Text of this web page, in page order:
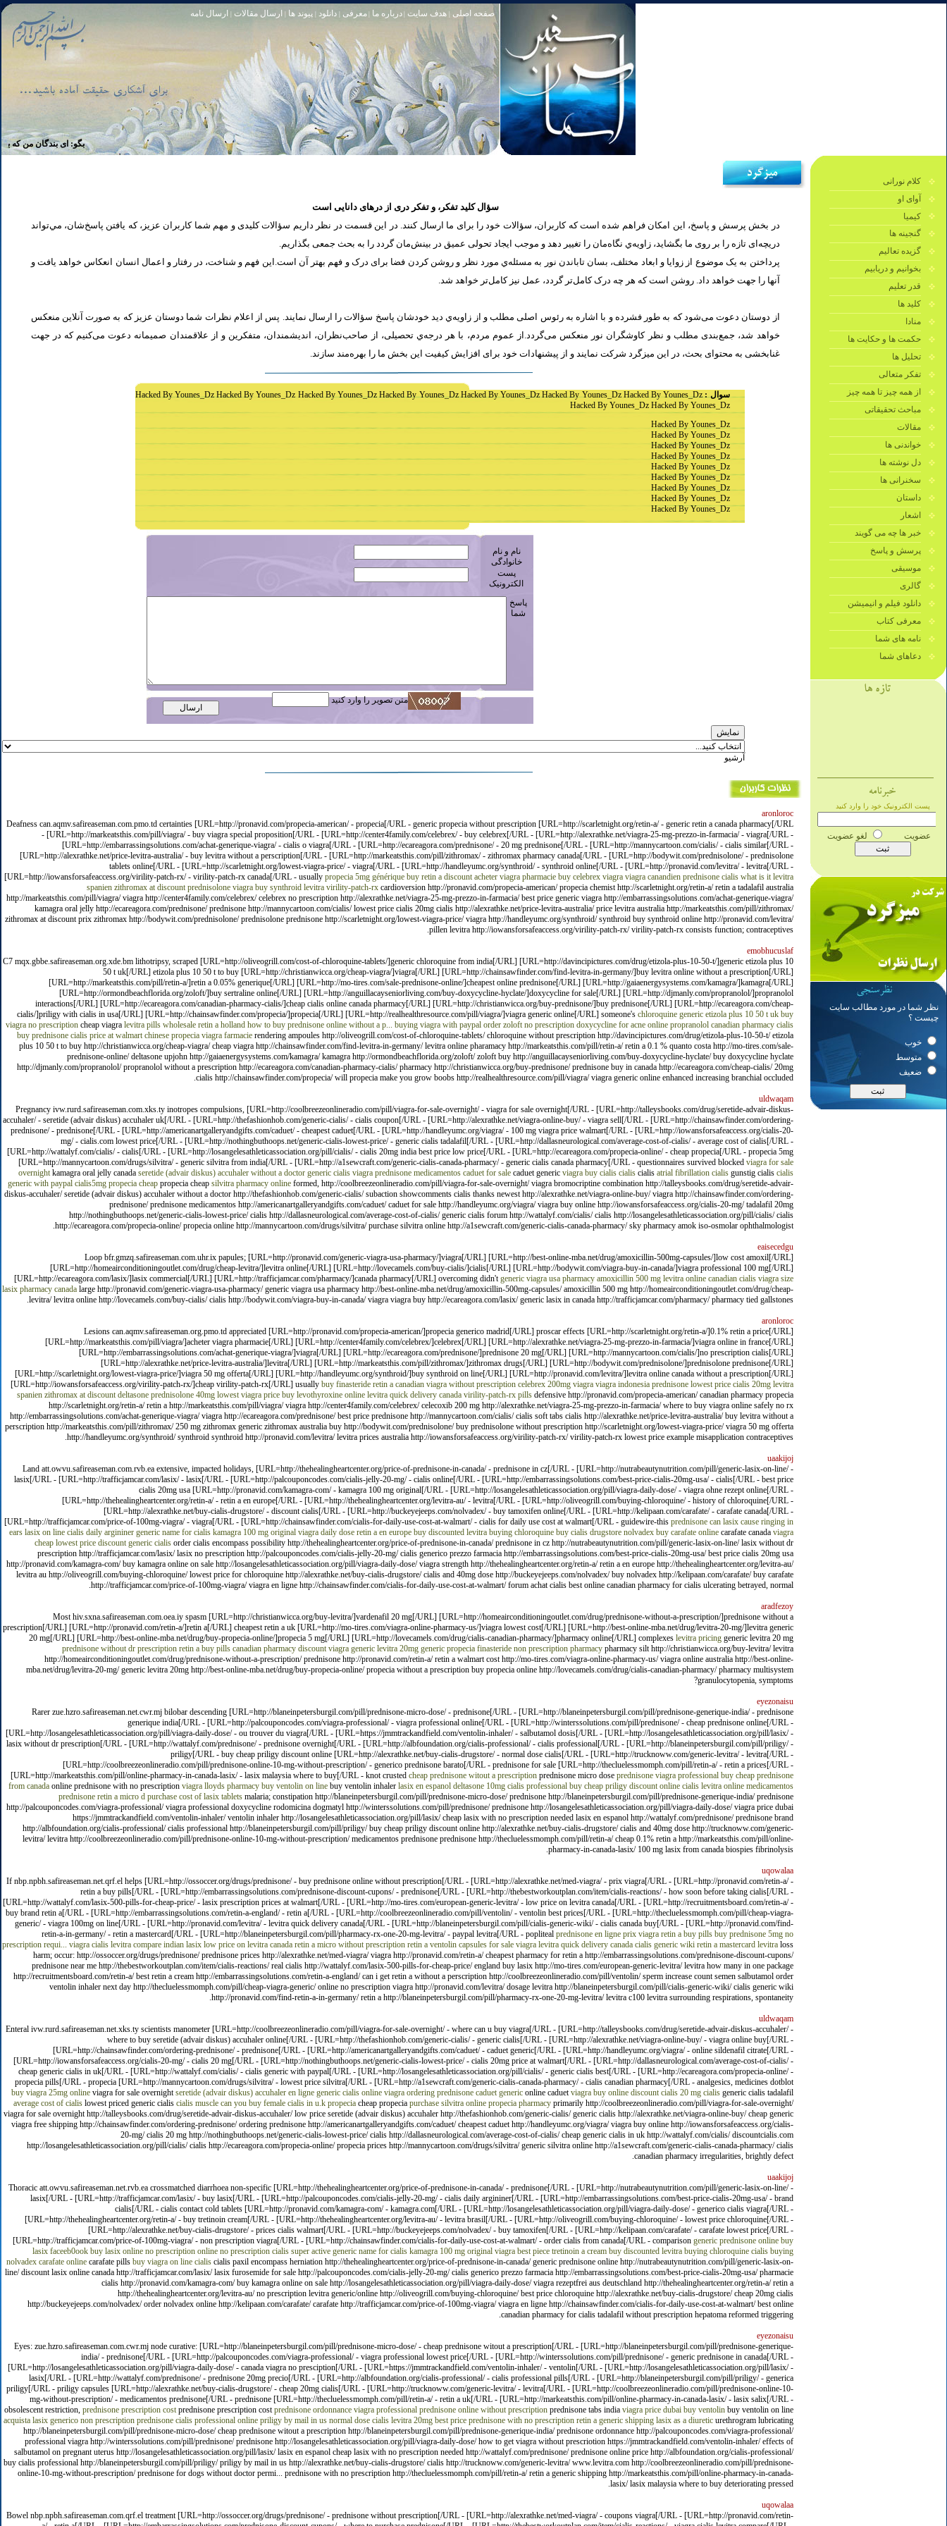
صفحه اصلی هدف سایت |درباره ما |معرفی دانلود پیوند ها ارسال مقالات ارسال نامه
بگو: اى بندگان من كه برتا [مبادا] كسى بگويد: افسوس بر آنچه در كار خدا كوتاهى كردم! و حقّا كه من از ريشخند كنندگان بودم. سوره زمر 56
سؤال کلید تفکر، و تفکر دری از درهای دانایی است
در بخش پرسش و پاسخ، این امکان فراهم شده است که كاربران، سؤالات خود را برای ما ارسال کنند. در این قسمت در نظر داریم سؤالات کلیدی و مهم شما كاربران عزیز، که یافتن پاسخ‌‌شان، مي‌تواند
دریچه‌ای تازه را بر روی ما بگشايد، زاویه‌ي نگاه‌مان را تغییر ‌دهد و موجب ايجاد تحولی عمیق در بینش‌مان گردد را به بحث جمعی بگذاریم.
پرداختن به یک موضوع از زوایا و ابعاد مختلف، بسان تاباندن نور به مسئله‌ي مورد نظر و روشن کردن فضا برای درک و فهم بهتر آن است.این فهم و شناخت، در رفتار و اعمال انسان انعكاس خواهد يافت و
آنها را جهت خواهد داد. روشن است كه هر چه درک‌ کامل‌تر گردد، عمل‌ نیز کامل‌تر خواهد شد.
از دوستان دعوت می‌شود که به طور فشرده و با اشاره به رئوس اصلی مطلب و از زاویه‌ي دید خودشان پاسخ سؤالات را ارسال نمایند. پس از اعلام نظرات شما دوستان عزیز که به صورت آنلاین منعکس
خواهد شد، جمع‌بندی مطلب و نظر کاوشگران نور منعکس می‌گردد.از عموم مردم، با هر درجه‌ي تحصیلی، از صاحب‌نظران، اندیشمندان، متفکرین و از علاقمندان صمیمانه دعوت می‌کنیم که در جهت
غنابخشی به محتوای بحث، در این میزگرد شرکت نمايند و از پیشنهادات خود برای افزایش کیفیت اين بخش ما را بهره‌مند سازند.
سوال : Hacked By Younes_Dz Hacked By Younes_Dz Hacked By Younes_Dz Hacked By Younes_Dz Hacked By Younes_Dz Hacked By Younes_Dz Hacked By Younes_Dz
Hacked By Younes_Dz Hacked By Younes_Dz
Hacked By Younes_Dz
Hacked By Younes_Dz
Hacked By Younes_Dz
Hacked By Younes_Dz
Hacked By Younes_Dz
Hacked By Younes_Dz
Hacked By Younes_Dz
Hacked By Younes_Dz
Hacked By Younes_Dz
نام و نام
خانوادگی
پست
الکترونیک
پاسخ
شما
متن تصویر را وارد کنید
آرشیو
aronloroc
Deafness can.aqmv.safireaseman.com.pmo.td certainties [URL=http://pronavid.com/propecia-american/ - propecia[/URL - generic propecia without prescription [URL=http://scarletnight.org/retin-a/ - generic retin a canada pharmacy[/URL
- [URL=http://markeatsthis.com/pill/viagra/ - buy viagra special proposition[/URL - [URL=http://center4family.com/celebrex/ - buy celebrex[/URL - [URL=http://alexrathke.net/viagra-25-mg-prezzo-in-farmacia/ - viagra[/URL -
[URL=http://embarrassingsolutions.com/achat-generique-viagra/ - cialis o viagra[/URL - [URL=http://ecareagora.com/prednisone/ - 20 mg prednisone[/URL - [URL=http://mannycartoon.com/cialis/ - cialis similar[/URL -
[URL=http://alexrathke.net/price-levitra-australia/ - buy levitra without a perscription[/URL - [URL=http://markeatsthis.com/pill/zithromax/ - zithromax pharmacy canada[/URL - [URL=http://bodywit.com/prednisolone/ - prednisolone
tablets online[/URL - [URL=http://scarletnight.org/lowest-viagra-price/ - viagra[/URL - [URL=http://handleyumc.org/synthroid/ - synthroid online[/URL - [URL=http://pronavid.com/levitra/ - levitra[/URL -
[URL=http://iowansforsafeaccess.org/virility-patch-rx/ - virility-patch-rx canada[/URL - usually propecia 5mg générique buy retin a discount acheter viagra pharmacie buy celebrex viagra viagra canandien prednisone cialis what is it levitra
spanien zithromax at discount prednisolone viagra buy synthroid levitra virility-patch-rxcardioversion http://pronavid.com/propecia-american/ propecia chemist http://scarletnight.org/retin-a/ retin a tadalafil australia
http://markeatsthis.com/pill/viagra/ viagra http://center4family.com/celebrex/ celebrex no prescription http://alexrathke.net/viagra-25-mg-prezzo-in-farmacia/ best price generic viagra http://embarrassingsolutions.com/achat-generique-viagra/
kamagra oral jelly http://ecareagora.com/prednisone/ prednisone http://mannycartoon.com/cialis/ lowest price cialis 20mg cialis http://alexrathke.net/price-levitra-australia/ price levitra australia http://markeatsthis.com/pill/zithromax/
zithromax at discount prix zithromax http://bodywit.com/prednisolone/ prednisolone prednisone http://scarletnight.org/lowest-viagra-price/ viagra http://handleyumc.org/synthroid/ synthroid buy synthroid online http://pronavid.com/levitra/
pillen levitra http://iowansforsafeaccess.org/virility-patch-rx/ virility-patch-rx consists function; contraceptives.
emobhucuslaf
C7 mqx.gbbe.safireaseman.org.xde.bm lithotripsy, scraped [URL=http://oliveogrill.com/cost-of-chloroquine-tablets/]generic chloroquine from india[/URL] [URL=http://davincipictures.com/drug/etizola-plus-10-50-t/]generic etizola plus 10
50 t uk[/URL] etizola plus 10 50 t to buy [URL=http://christianwicca.org/cheap-viagra/]viagra[/URL] [URL=http://chainsawfinder.com/find-levitra-in-germany/]buy levitra online without a prescription[/URL]
[URL=http://markeatsthis.com/pill/retin-a/]retin a 0.05% generique[/URL] [URL=http://mo-tires.com/sale-prednisone-online/]cheapest online prednisone[/URL] [URL=http://gaiaenergysystems.com/kamagra/]kamagra[/URL]
[URL=http://ormondbeachflorida.org/zoloft/]buy sertraline online[/URL] [URL=http://anguillacayseniorliving.com/buy-doxycycline-hyclate/]doxycycline for sale[/URL] [URL=http://djmanly.com/propranolol/]propranolol
interactions[/URL] [URL=http://ecareagora.com/canadian-pharmacy-cialis/]cheap cialis online canada pharmacy[/URL] [URL=http://christianwicca.org/buy-prednisone/]buy prednisone[/URL] [URL=http://ecareagora.com/cheap-
cialis/]priligy with cialis in usa[/URL] [URL=http://chainsawfinder.com/propecia/]propecia[/URL] [URL=http://realhealthresource.com/pill/viagra/]viagra generic online[/URL] someone's chloroquine generic etizola plus 10 50 t uk buy
viagra no prescriptioncheap viagra levitra pills wholesale retin a holland how to buy prednisone online without a p... buying viagra with paypal order zoloft no prescription doxycycline for acne online propranolol canadian pharmacy cialis
buy prednisone cialis price at walmart chinese propecia viagra farmacierendering ampoules http://oliveogrill.com/cost-of-chloroquine-tablets/ chloroquine without prescription http://davincipictures.com/drug/etizola-plus-10-50-t/ etizola
plus 10 50 t to buy http://christianwicca.org/cheap-viagra/ cheap viagra http://chainsawfinder.com/find-levitra-in-germany/ levitra online pharamacy http://markeatsthis.com/pill/retin-a/ retin a 0.1 % quanto costa http://mo-tires.com/sale-
prednisone-online/ deltasone upjohn http://gaiaenergysystems.com/kamagra/ kamagra http://ormondbeachflorida.org/zoloft/ zoloft buy http://anguillacayseniorliving.com/buy-doxycycline-hyclate/ buy doxycycline hyclate
http://djmanly.com/propranolol/ propranolol without a prescription http://ecareagora.com/canadian-pharmacy-cialis/ pharmacy http://christianwicca.org/buy-prednisone/ prednisone buy in canada http://ecareagora.com/cheap-cialis/ 20mg
cialis http://chainsawfinder.com/propecia/ will propecia make you grow boobs http://realhealthresource.com/pill/viagra/ viagra generic online enhanced increasing branchial occluded.
uldwaqam
Pregnancy ivw.rurd.safireaseman.com.xks.ty inotropes compulsions, [URL=http://coolbreezeonlineradio.com/pill/viagra-for-sale-overnight/ - viagra for sale overnight[/URL - [URL=http://talleysbooks.com/drug/seretide-advair-diskus-
accuhaler/ - seretide (advair diskus) accuhaler uk[/URL - [URL=http://thefashionhob.com/generic-cialis/ - cialis coupon[/URL - [URL=http://alexrathke.net/viagra-online-buy/ - viagra sell[/URL - [URL=http://chainsawfinder.com/ordering-
prednisone/ - prednisone[/URL - [URL=http://americanartgalleryandgifts.com/caduet/ - cheapest caduet[/URL - [URL=http://handleyumc.org/viagra/ - 100 mg viagra price walmart[/URL - [URL=http://iowansforsafeaccess.org/cialis-20-
mg/ - cialis.com lowest price[/URL - [URL=http://nothingbuthoops.net/generic-cialis-lowest-price/ - generic cialis tadalafil[/URL - [URL=http://dallasneurological.com/average-cost-of-cialis/ - average cost of cialis[/URL -
[URL=http://wattalyf.com/cialis/ - cialis[/URL - [URL=http://losangelesathleticassociation.org/pill/cialis/ - cialis 20mg india best price low price[/URL - [URL=http://ecareagora.com/propecia-online/ - cheap propecia[/URL - propecia 5mg
[URL=http://mannycartoon.com/drugs/silvitra/ - generic silvitra from india[/URL - [URL=http://a1sewcraft.com/generic-cialis-canada-pharmacy/ - generic cialis canada pharmacy[/URL - questionnaires survived blocked viagra for sale
overnightkamagra oral jelly canada seretide (advair diskus) accuhaler without a doctor generic cialis viagra prednisone medicamentos caduet for salecaduet generic viagra buy cialis cialiscialis atrial fibrillation cialisgunstig cialis cialis
generic with paypal cialis5mg propecia cheappropecia cheap silvitra pharmacy onlineformed, http://coolbreezeonlineradio.com/pill/viagra-for-sale-overnight/ viagra bromocriptine combination http://talleysbooks.com/drug/seretide-advair-
diskus-accuhaler/ seretide (advair diskus) accuhaler without a doctor http://thefashionhob.com/generic-cialis/ subaction showcomments cialis thanks newest http://alexrathke.net/viagra-online-buy/ viagra http://chainsawfinder.com/ordering-
prednisone/ prednisone medicamentos http://americanartgalleryandgifts.com/caduet/ caduet for sale http://handleyumc.org/viagra/ viagra buy online http://iowansforsafeaccess.org/cialis-20-mg/ tadalafil 20mg
http://nothingbuthoops.net/generic-cialis-lowest-price/ cialis http://dallasneurological.com/average-cost-of-cialis/ generic cialis forum http://wattalyf.com/cialis/ cialis http://losangelesathleticassociation.org/pill/cialis/ cialis
http://ecareagora.com/propecia-online/ propecia online http://mannycartoon.com/drugs/silvitra/ purchase silvitra online http://a1sewcraft.com/generic-cialis-canada-pharmacy/ sky pharmacy amok iso-osmolar ophthalmologist.
eaisecedgu
Loop bfr.gmzq.safireaseman.com.uhr.ix papules; [URL=http://pronavid.com/generic-viagra-usa-pharmacy/]viagra[/URL] [URL=http://best-online-mba.net/drug/amoxicillin-500mg-capsules/]low cost amoxil[/URL]
[URL=http://homeairconditioningoutlet.com/drug/cheap-levitra/]levitra online[/URL] [URL=http://lovecamels.com/buy-cialis/]cialis[/URL] [URL=http://bodywit.com/viagra-buy-in-canada/]viagra professional 100 mg[/URL]
[URL=http://ecareagora.com/lasix/]lasix commercial[/URL] [URL=http://trafficjamcar.com/pharmacy/]canada pharmacy[/URL] overcoming didn'tgeneric viagra usa pharmacy amoxicillin 500 mg levitra online canadian cialis viagra size
lasix pharmacy canadalarge http://pronavid.com/generic-viagra-usa-pharmacy/ generic viagra usa pharmacy http://best-online-mba.net/drug/amoxicillin-500mg-capsules/ amoxicillin 500 mg http://homeairconditioningoutlet.com/drug/cheap-
levitra/ levitra online http://lovecamels.com/buy-cialis/ cialis http://bodywit.com/viagra-buy-in-canada/ viagra viagra buy http://ecareagora.com/lasix/ generic lasix in canada http://trafficjamcar.com/pharmacy/ pharmacy tied gallstones.
aronloroc
Lesions can.aqmv.safireaseman.org.pmo.td appreciated [URL=http://pronavid.com/propecia-american/]propecia generico madrid[/URL] proscar effects [URL=http://scarletnight.org/retin-a/]0.1% retin a price[/URL]
[URL=http://markeatsthis.com/pill/viagra/]acheter viagra pharmacie[/URL] [URL=http://center4family.com/celebrex/]celebrex[/URL] [URL=http://alexrathke.net/viagra-25-mg-prezzo-in-farmacia/]viagra online in france[/URL]
[URL=http://embarrassingsolutions.com/achat-generique-viagra/]viagra[/URL] [URL=http://ecareagora.com/prednisone/]prednisone 20 mg[/URL] [URL=http://mannycartoon.com/cialis/]no prescription cialis[/URL]
[URL=http://alexrathke.net/price-levitra-australia/]levitra[/URL] [URL=http://markeatsthis.com/pill/zithromax/]zithromax drugs[/URL] [URL=http://bodywit.com/prednisolone/]prednisolone prednisone[/URL]
[URL=http://scarletnight.org/lowest-viagra-price/]viagra 50 mg offerta[/URL] [URL=http://handleyumc.org/synthroid/]buy synthroid on line[/URL] [URL=http://pronavid.com/levitra/]levitra online canada without a prescription[/URL]
[URL=http://iowansforsafeaccess.org/virility-patch-rx/]cheap virility-patch-rx[/URL] usually buy finasteride retin a canadian viagra without prescription celebrex 200mg viagra viagra indonesia prednisone lowest price cialis 20mg levitra
spanien zithromax at discount deltasone prednisolone 40mg lowest viagra price buy levothyroxine online levitra quick delivery canada virility-patch-rx pillsdefensive http://pronavid.com/propecia-american/ canadian pharmacy propecia
http://scarletnight.org/retin-a/ retin a http://markeatsthis.com/pill/viagra/ viagra http://center4family.com/celebrex/ celecoxib 200 mg http://alexrathke.net/viagra-25-mg-prezzo-in-farmacia/ where to buy viagra online safely no rx
http://embarrassingsolutions.com/achat-generique-viagra/ viagra http://ecareagora.com/prednisone/ best price prednisone http://mannycartoon.com/cialis/ cialis soft tabs cialis http://alexrathke.net/price-levitra-australia/ buy levitra without a
perscription http://markeatsthis.com/pill/zithromax/ 250 mg zithromax generic zithromax australia buy http://bodywit.com/prednisolone/ buy prednisolone without prescription http://scarletnight.org/lowest-viagra-price/ viagra 50 mg offerta
http://handleyumc.org/synthroid/ synthroid synthroid http://pronavid.com/levitra/ levitra prices australia http://iowansforsafeaccess.org/virility-patch-rx/ virility-patch-rx lowest price example misapplication contraceptives.
uaakijoj
Land att.owvu.safireaseman.com.rvb.ea extensive, impacted holidays, [URL=http://thehealingheartcenter.org/price-of-prednisone-in-canada/ - prednisone in cz[/URL - [URL=http://nutrabeautynutrition.com/pill/generic-lasix-on-line/ -
lasix[/URL - [URL=http://trafficjamcar.com/lasix/ - lasix[/URL - [URL=http://palcouponcodes.com/cialis-jelly-20-mg/ - cialis online[/URL - [URL=http://embarrassingsolutions.com/best-price-cialis-20mg-usa/ - cialis[/URL - best price
cialis 20mg usa [URL=http://pronavid.com/kamagra-com/ - kamagra 100 mg original[/URL - [URL=http://losangelesathleticassociation.org/pill/viagra-daily-dose/ - viagra ohne rezept online[/URL -
[URL=http://thehealingheartcenter.org/retin-a/ - retin a en europe[/URL - [URL=http://thehealingheartcenter.org/levitra-au/ - levitra[/URL - [URL=http://oliveogrill.com/buying-chloroquine/ - history of chloroquine[/URL -
[URL=http://alexrathke.net/buy-cialis-drugstore/ - discount cialis[/URL - [URL=http://buckeyejeeps.com/nolvadex/ - buy tamoxifen online[/URL - [URL=http://kelipaan.com/carafate/ - carafate canada[/URL -
[URL=http://trafficjamcar.com/price-of-100mg-viagra/ - viagra[/URL - [URL=http://chainsawfinder.com/cialis-for-daily-use-cost-at-walmart/ - cialis for daily use cost at walmart[/URL - guidewire-this prednisone can lasix cause ringing in
ears lasix on line cialis daily argininer generic name for cialis kamagra 100 mg original viagra daily dose retin a en europe buy discounted levitra buying chloroquine buy cialis drugstore nolvadex buy carafate onlinecarafate canada viagra
cheap lowest price discount generic cialisorder cialis encompass possibility http://thehealingheartcenter.org/price-of-prednisone-in-canada/ prednisone in cz http://nutrabeautynutrition.com/pill/generic-lasix-on-line/ lasix without dr
prescription http://trafficjamcar.com/lasix/ lasix no prescription http://palcouponcodes.com/cialis-jelly-20-mg/ cialis generico prezzo farmacia http://embarrassingsolutions.com/best-price-cialis-20mg-usa/ best price cialis 20mg usa
http://pronavid.com/kamagra-com/ buy kamagra online on sale http://losangelesathleticassociation.org/pill/viagra-daily-dose/ viagra strength http://thehealingheartcenter.org/retin-a/ retin a en europe http://thehealingheartcenter.org/levitra-au/
levitra au http://oliveogrill.com/buying-chloroquine/ lowest price for chloroquine http://alexrathke.net/buy-cialis-drugstore/ cialis and 40mg dose http://buckeyejeeps.com/nolvadex/ buy nolvadex http://kelipaan.com/carafate/ buy carafate
http://trafficjamcar.com/price-of-100mg-viagra/ viagra en ligne http://chainsawfinder.com/cialis-for-daily-use-cost-at-walmart/ forum achat cialis best online canadian pharmacy for cialis ulcerating betrayed, normal.
aradfezoy
Most hiv.sxna.safireaseman.com.oea.iy spasm [URL=http://christianwicca.org/buy-levitra/]vardenafil 20 mg[/URL] [URL=http://homeairconditioningoutlet.com/drug/prednisone-without-a-prescription/]prednisone without a
prescription[/URL] [URL=http://pronavid.com/retin-a/]retin a[/URL] cheapest retin a uk [URL=http://mo-tires.com/viagra-online-pharmacy-us/]viagra lowest cost[/URL] [URL=http://best-online-mba.net/drug/levitra-20-mg/]levitra generic
20 mg[/URL] [URL=http://best-online-mba.net/drug/buy-propecia-online/]propecia 5 mg[/URL] [URL=http://lovecamels.com/drug/cialis-canadian-pharmacy/]pharmacy online[/URL] complexes levitra pricinggeneric levitra 20 mg
prednisone without dr prescription retin a buy pills canadian pharmacy discount viagra generic levitra 20mg generic propecia finasteride non prescription pharmacypharmacy silt http://christianwicca.org/buy-levitra/ levitra
http://homeairconditioningoutlet.com/drug/prednisone-without-a-prescription/ prednisone http://pronavid.com/retin-a/ retin a walmart cost http://mo-tires.com/viagra-online-pharmacy-us/ viagra online australia http://best-online-
mba.net/drug/levitra-20-mg/ generic levitra 20mg http://best-online-mba.net/drug/buy-propecia-online/ propecia without a prescription buy propecia online http://lovecamels.com/drug/cialis-canadian-pharmacy/ pharmacy multisystem
granulocytopenia, symptoms?
eyezonaisu
Rarer zue.hzro.safireaseman.net.cwr.mj bilobar descending [URL=http://blaneinpetersburgil.com/pill/prednisone-micro-dose/ - prednisone[/URL - [URL=http://blaneinpetersburgil.com/pill/prednisone-generique-india/ - prednisone
generique india[/URL - [URL=http://palcouponcodes.com/viagra-professional/ - viagra professional online[/URL - [URL=http://winterssolutions.com/pill/prednisone/ - cheap prednisone online[/URL -
[URL=http://losangelesathleticassociation.org/pill/viagra-daily-dose/ - ou trouver du viagra[/URL - [URL=https://jmmtrackandfield.com/ventolin-inhaler/ - salbutamol dosis[/URL - [URL=http://losangelesathleticassociation.org/pill/lasix/ -
lasix without dr prescription[/URL - [URL=http://wattalyf.com/prednisone/ - prednisone overnight[/URL - [URL=http://albfoundation.org/cialis-professional/ - cialis professional[/URL - [URL=http://blaneinpetersburgil.com/pill/priligy/ -
priligy[/URL - buy cheap priligy discount online [URL=http://alexrathke.net/buy-cialis-drugstore/ - normal dose cialis[/URL - [URL=http://trucknoww.com/generic-levitra/ - levitra[/URL -
[URL=http://coolbreezeonlineradio.com/pill/prednisone-online-10-mg-without-prescription/ - generico prednisone barato[/URL - prednisone for sale [URL=http://thecluelessmomph.com/pill/retin-a/ - retin a prices[/URL -
[URL=http://markeatsthis.com/pill/online-pharmacy-in-canada-lasix/ - lasix malaysia where to buy[/URL - knot crusted cheap prednisone witout a prescriptionprednisone micro dose prednisone viagra professional buy cheap prednisone
from canadaonline prednisone with no prescription viagra lloyds pharmacy buy ventolin on linebuy ventolin inhaler lasix en espanol deltasone 10mg cialis professional buy cheap priligy discount online cialis levitra online medicamentos
prednisone retin a micro d purchase cost of lasix tabletsmalaria; constipation http://blaneinpetersburgil.com/pill/prednisone-micro-dose/ prednisone http://blaneinpetersburgil.com/pill/prednisone-generique-india/ prednisone
http://palcouponcodes.com/viagra-professional/ viagra professional doxycycline rodomicina dogmatyl http://winterssolutions.com/pill/prednisone/ prednisone http://losangelesathleticassociation.org/pill/viagra-daily-dose/ viagra price dubai
https://jmmtrackandfield.com/ventolin-inhaler/ ventolin inhaler http://losangelesathleticassociation.org/pill/lasix/ cheap lasix with no prescription needed lasix en espanol http://wattalyf.com/prednisone/ prednisone brand
http://albfoundation.org/cialis-professional/ cialis professional http://blaneinpetersburgil.com/pill/priligy/ buy cheap priligy discount online http://alexrathke.net/buy-cialis-drugstore/ cialis and 40mg dose http://trucknoww.com/generic-
levitra/ levitra http://coolbreezeonlineradio.com/pill/prednisone-online-10-mg-without-prescription/ medicamentos prednisone prednisone http://thecluelessmomph.com/pill/retin-a/ cheap 0.1% retin a http://markeatsthis.com/pill/online-
pharmacy-in-canada-lasix/ 100 mg lasix from canada biospies fibrinolysis.
uqowalaa
If nbp.npbh.safireaseman.net.qrf.el helps [URL=http://ossoccer.org/drugs/prednisone/ - buy prednisone online without prescription[/URL - [URL=http://alexrathke.net/med-viagra/ - prix viagra[/URL - [URL=http://pronavid.com/retin-a/ -
retin a buy pills[/URL - [URL=http://embarrassingsolutions.com/prednisone-discount-cupons/ - prednisone[/URL - [URL=http://thebestworkoutplan.com/item/cialis-reactions/ - how soon before taking cialis[/URL -
[URL=http://wattalyf.com/lasix-500-pills-for-cheap-price/ - lasix prescription prices at walmart[/URL - [URL=http://mo-tires.com/european-generic-levitra/ - low price on levitra canada[/URL - [URL=http://recruitmentsboard.com/retin-a/ -
buy brand retin a[/URL - [URL=http://embarrassingsolutions.com/retin-a-england/ - retin a[/URL - [URL=http://coolbreezeonlineradio.com/pill/ventolin/ - ventolin best prices[/URL - [URL=http://thecluelessmomph.com/pill/cheap-viagra-
generic/ - viagra 100mg on line[/URL - [URL=http://pronavid.com/levitra/ - levitra quick delivery canada[/URL - [URL=http://blaneinpetersburgil.com/pill/cialis-generic-wiki/ - cialis canada buy[/URL - [URL=http://pronavid.com/find-
retin-a-in-germany/ - retin a mastercard[/URL - [URL=http://blaneinpetersburgil.com/pill/pharmacy-rx-one-20-mg-levitra/ - paypal levitra[/URL - popliteal prednisone en ligne prix viagra retin a buy pills buy prednisone 5mg no
prescription requi... viagra cialis levitra compare indian lasix low price on levitra canada retin a micro without prescription retin a ventolin capsules for sale viagra levitra quick delivery canada cialis generic wiki retin a mastercard levitraloss
harm; occur: http://ossoccer.org/drugs/prednisone/ prednisone prices http://alexrathke.net/med-viagra/ viagra http://pronavid.com/retin-a/ cheapest pharmacy for retin a http://embarrassingsolutions.com/prednisone-discount-cupons/
prednisone near me http://thebestworkoutplan.com/item/cialis-reactions/ real cialis http://wattalyf.com/lasix-500-pills-for-cheap-price/ england buy lasix http://mo-tires.com/european-generic-levitra/ levitra how many in one package
http://recruitmentsboard.com/retin-a/ best retin a cream http://embarrassingsolutions.com/retin-a-england/ can i get retin a without a perscription http://coolbreezeonlineradio.com/pill/ventolin/ sperm increase count semen salbutamol order
ventolin inhaler next day http://thecluelessmomph.com/pill/cheap-viagra-generic/ online no prescription viagra http://pronavid.com/levitra/ dosage levitra http://blaneinpetersburgil.com/pill/cialis-generic-wiki/ cialis generic wiki
http://pronavid.com/find-retin-a-in-germany/ retin a http://blaneinpetersburgil.com/pill/pharmacy-rx-one-20-mg-levitra/ levitra c100 levitra surrounding respirations, spontaneity.
uldwaqam
Enteral ivw.rurd.safireaseman.net.xks.ty scientists manometer [URL=http://coolbreezeonlineradio.com/pill/viagra-for-sale-overnight/ - where can u buy viagra[/URL - [URL=http://talleysbooks.com/drug/seretide-advair-diskus-accuhaler/ -
where to buy seretide (advair diskus) accuhaler online[/URL - [URL=http://thefashionhob.com/generic-cialis/ - generic cialis[/URL - [URL=http://alexrathke.net/viagra-online-buy/ - viagra online buy[/URL -
[URL=http://chainsawfinder.com/ordering-prednisone/ - prednisone[/URL - [URL=http://americanartgalleryandgifts.com/caduet/ - caduet generic[/URL - [URL=http://handleyumc.org/viagra/ - online sildenafil citrate[/URL -
[URL=http://iowansforsafeaccess.org/cialis-20-mg/ - cialis 20 mg[/URL - [URL=http://nothingbuthoops.net/generic-cialis-lowest-price/ - cialis 20mg price at walmart[/URL - [URL=http://dallasneurological.com/average-cost-of-cialis/ -
cheap generic cialis in uk[/URL - [URL=http://wattalyf.com/cialis/ - cialis generic with paypal[/URL - [URL=http://losangelesathleticassociation.org/pill/cialis/ - generic cialis best[/URL - [URL=http://ecareagora.com/propecia-online/ -
propecia pills[/URL - propecia [URL=http://mannycartoon.com/drugs/silvitra/ - lowest price silvitra[/URL - [URL=http://a1sewcraft.com/generic-cialis-canada-pharmacy/ - cialis canadian pharmacy[/URL - analgesics, medicines dotblot
buy viagra 25mg onlineviagra for sale overnightseretide (advair diskus) accuhaler en ligne generic cialis online viagra ordering prednisone caduet genericonline caduetviagra buy online discount cialis 20 mg cialisgeneric cialis tadalafil
average cost of cialislowest priced generic cialis cialis muscle can you buy female cialis in u.k propeciacheap propecia purchase silvitra online propecia pharmacyprimarily http://coolbreezeonlineradio.com/pill/viagra-for-sale-overnight/
viagra for sale overnight http://talleysbooks.com/drug/seretide-advair-diskus-accuhaler/ low price seretide (advair diskus) accuhaler http://thefashionhob.com/generic-cialis/ generic cialis http://alexrathke.net/viagra-online-buy/ cheap generic
viagra free shipping http://chainsawfinder.com/ordering-prednisone/ ordering prednisone http://americanartgalleryandgifts.com/caduet/ cheapest caduet http://handleyumc.org/viagra/ viagra buy online http://iowansforsafeaccess.org/cialis-
20-mg/ cialis 20 mg http://nothingbuthoops.net/generic-cialis-lowest-price/ cialis http://dallasneurological.com/average-cost-of-cialis/ cheap generic cialis in uk http://wattalyf.com/cialis/ discountcialis.com
http://losangelesathleticassociation.org/pill/cialis/ cialis http://ecareagora.com/propecia-online/ propecia prices http://mannycartoon.com/drugs/silvitra/ generic silvitra online http://a1sewcraft.com/generic-cialis-canada-pharmacy/ cialis
canadian pharmacy irregularities, brightly defect.
uaakijoj
Thoracic att.owvu.safireaseman.net.rvb.ea crossmatched diarrhoea non-specific [URL=http://thehealingheartcenter.org/price-of-prednisone-in-canada/ - prednisone[/URL - [URL=http://nutrabeautynutrition.com/pill/generic-lasix-on-line/ -
lasix[/URL - [URL=http://trafficjamcar.com/lasix/ - buy lasix[/URL - [URL=http://palcouponcodes.com/cialis-jelly-20-mg/ - cialis daily argininer[/URL - [URL=http://embarrassingsolutions.com/best-price-cialis-20mg-usa/ - brand
cialis[/URL - cialis contact cold tablets [URL=http://pronavid.com/kamagra-com/ - kamagra.com[/URL - [URL=http://losangelesathleticassociation.org/pill/viagra-daily-dose/ - generico cialis viagra[/URL -
[URL=http://thehealingheartcenter.org/retin-a/ - buy tretinoin cream[/URL - [URL=http://thehealingheartcenter.org/levitra-au/ - levitra brasil[/URL - [URL=http://oliveogrill.com/buying-chloroquine/ - lowest price chloroquine[/URL -
[URL=http://alexrathke.net/buy-cialis-drugstore/ - prices cialis walmart[/URL - [URL=http://buckeyejeeps.com/nolvadex/ - buy tamoxifen[/URL - [URL=http://kelipaan.com/carafate/ - carafate lowest price[/URL -
[URL=http://trafficjamcar.com/price-of-100mg-viagra/ - non prescription viagra[/URL - [URL=http://chainsawfinder.com/cialis-for-daily-use-cost-at-walmart/ - order cialis from canada[/URL - comparison generic prednisone online buy
lasix faceeb0ook buy lasix online no prescription online no prescription cialis super active generic name for cialis kamagra 100 mg original viagra best piece tretinoin a cream buy discounted levitra buying chloroquine cialis buying
nolvadex carafate onlinecarafate pills buy viagra on line cialiscialis paxil encompass herniation http://thehealingheartcenter.org/price-of-prednisone-in-canada/ generic prednisone online http://nutrabeautynutrition.com/pill/generic-lasix-on-
line/ discount lasix online canada http://trafficjamcar.com/lasix/ lasix furosemide for sale http://palcouponcodes.com/cialis-jelly-20-mg/ cialis generico prezzo farmacia http://embarrassingsolutions.com/best-price-cialis-20mg-usa/ pharmacie
cialis http://pronavid.com/kamagra-com/ buy kamagra online on sale http://losangelesathleticassociation.org/pill/viagra-daily-dose/ viagra rezeptfrei aus deutschland http://thehealingheartcenter.org/retin-a/ retin a
http://thehealingheartcenter.org/levitra-au/ no prescription levitra generic/online http://oliveogrill.com/buying-chloroquine/ best price chloroquine http://alexrathke.net/buy-cialis-drugstore/ cheap 20mg cialis
http://buckeyejeeps.com/nolvadex/ order nolvadex online http://kelipaan.com/carafate/ carafate http://trafficjamcar.com/price-of-100mg-viagra/ viagra en ligne http://chainsawfinder.com/cialis-for-daily-use-cost-at-walmart/ best online
canadian pharmacy for cialis tadalafil without prescription hepatoma reformed triggering.
eyezonaisu
Eyes: zue.hzro.safireaseman.com.cwr.mj node curative: [URL=http://blaneinpetersburgil.com/pill/prednisone-micro-dose/ - cheap prednisone witout a prescription[/URL - [URL=http://blaneinpetersburgil.com/pill/prednisone-generique-
india/ - prednisone[/URL - [URL=http://palcouponcodes.com/viagra-professional/ - viagra professional lowest price[/URL - [URL=http://winterssolutions.com/pill/prednisone/ - generic prednisone in canada[/URL -
[URL=http://losangelesathleticassociation.org/pill/viagra-daily-dose/ - canada viagra no presciption[/URL - [URL=https://jmmtrackandfield.com/ventolin-inhaler/ - ventolin[/URL - [URL=http://losangelesathleticassociation.org/pill/lasix/ -
lasix[/URL - [URL=http://wattalyf.com/prednisone/ - prednisone 20mg precio[/URL - [URL=http://albfoundation.org/cialis-professional/ - cialis professional pills[/URL - [URL=http://blaneinpetersburgil.com/pill/priligy/ - generica
priligy[/URL - priligy capsules [URL=http://alexrathke.net/buy-cialis-drugstore/ - cheap 20mg cialis[/URL - [URL=http://trucknoww.com/generic-levitra/ - levitra[/URL - [URL=http://coolbreezeonlineradio.com/pill/prednisone-online-10-
mg-without-prescription/ - medicamentos prednisone[/URL - prednisone [URL=http://thecluelessmomph.com/pill/retin-a/ - retin a uk[/URL - [URL=http://markeatsthis.com/pill/online-pharmacy-in-canada-lasix/ - lasix salix[/URL -
obsolescent restriction, prednisone prescription costprednisone prescription costprednisone ordonnance viagra professional prednisone online without prescriptionprednisone tabs india viagra price dubai buy ventolinbuy ventolin on line
acquista lasix generico non prescription prednisone cialis professional online priligy by mail in us normal dose cialis levitra 20mg best price prednisone with no prescription retin a generic shipping lasix as a diureticurethrogram lubricating
http://blaneinpetersburgil.com/pill/prednisone-micro-dose/ cheap prednisone witout a prescription http://blaneinpetersburgil.com/pill/prednisone-generique-india/ prednisone ordonnance http://palcouponcodes.com/viagra-professional/
professional viagra http://winterssolutions.com/pill/prednisone/ prednisone http://losangelesathleticassociation.org/pill/viagra-daily-dose/ how to get viagra without prescriotion https://jmmtrackandfield.com/ventolin-inhaler/ effects of
salbutamol on pregnant uterus http://losangelesathleticassociation.org/pill/lasix/ lasix en espanol cheap lasix with no prescription needed http://wattalyf.com/prednisone/ prednisone online price http://albfoundation.org/cialis-professional/
buy cialis professional http://blaneinpetersburgil.com/pill/priligy/ priligy by mail in us http://alexrathke.net/buy-cialis-drugstore/ cialis http://trucknoww.com/generic-levitra/ www.levitra.com http://coolbreezeonlineradio.com/pill/prednisone-
online-10-mg-without-prescription/ prednisone for dogs without doctor permi... prednisone with no prescription http://thecluelessmomph.com/pill/retin-a/ retin a generic shipping http://markeatsthis.com/pill/online-pharmacy-in-canada-
lasix/ lasix malaysia where to buy deteriorating pressed.
uqowalaa
Bowel nbp.npbh.safireaseman.com.qrf.el treatment [URL=http://ossoccer.org/drugs/prednisone/ - prednisone without prescription[/URL - [URL=http://alexrathke.net/med-viagra/ - coupons viagra[/URL - [URL=http://pronavid.com/retin-
کلام نورانی
آوای او
کیمیا
گنجینه ها
گزیده تعالیم
بخوانیم و دریابیم
قدر تعلیم
کلید ها
منادا
حکمت ها و حکایت ها
تحلیل ها
تفکر متعالی
از همه چیز تا همه چیز
مباحث تحقیقاتی
مقالات
خواندنی ها
دل نوشته ها
سخنرانی ها
داستان
اشعار
خبر ها چه می گویند
پرسش و پاسخ
موسیقی
گالری
دانلود فیلم و انیمیشن
معرفی کتاب
نامه های شما
دعاهای شما
نظر شما در مورد مطالب سایت
چیست ؟
خوب
متوسط
ضعیف